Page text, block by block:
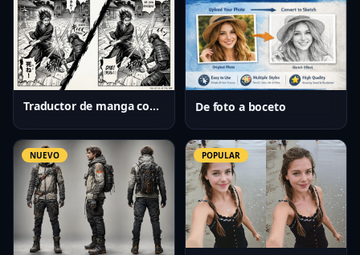
Traductor de manga con IA De foto a boceto
NUEVO POPULAR